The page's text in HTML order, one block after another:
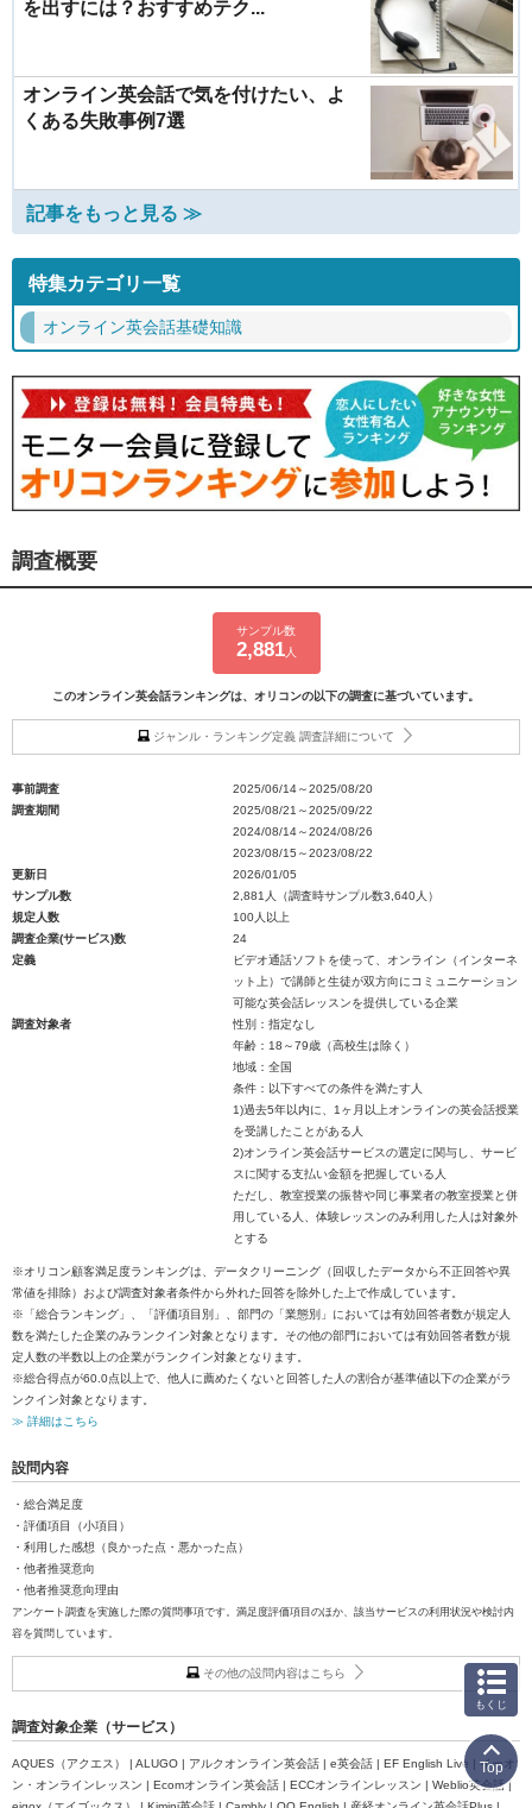
を出すには？おすすめテク...
オンライン英会話で気を付けたい、よ
くある失敗事例7選
記事をもっと見る ≫
特集カテゴリ一覧
オンライン英会話基礎知識
調査概要
サンプル数
2,881人
このオンライン英会話ランキングは、オリコンの以下の調査に基づいています。
ジャンル・ランキング定義 調査詳細について
事前調査
2025/06/14～2025/08/20
調査期間
2025/08/21～2025/09/22
2024/08/14～2024/08/26
2023/08/15～2023/08/22
更新日
2026/01/05
サンプル数
2,881人（調査時サンプル数3,640人）
規定人数
100人以上
調査企業(サービス)数
24
定義
ビデオ通話ソフトを使って、オンライン（インターネ
ット上）で講師と生徒が双方向にコミュニケーション
可能な英会話レッスンを提供している企業
調査対象者
性別：指定なし
年齢：18～79歳（高校生は除く）
地域：全国
条件：以下すべての条件を満たす人
1)過去5年以内に、1ヶ月以上オンラインの英会話授業
を受講したことがある人
2)オンライン英会話サービスの選定に関与し、サービ
スに関する支払い金額を把握している人
ただし、教室授業の振替や同じ事業者の教室授業と併
用している人、体験レッスンのみ利用した人は対象外
とする
※オリコン顧客満足度ランキングは、データクリーニング（回収したデータから不正回答や異
常値を排除）および調査対象者条件から外れた回答を除外した上で作成しています。
※「総合ランキング」、「評価項目別」、部門の「業態別」においては有効回答者数が規定人
数を満たした企業のみランクイン対象となります。その他の部門においては有効回答者数が規
定人数の半数以上の企業がランクイン対象となります。
※総合得点が60.0点以上で、他人に薦めたくないと回答した人の割合が基準値以下の企業がラ
ンクイン対象となります。
≫ 詳細はこちら
設問内容
・総合満足度
・評価項目（小項目）
・利用した感想（良かった点・悪かった点）
・他者推奨意向
・他者推奨意向理由
アンケート調査を実施した際の質問事項です。満足度評価項目のほか、該当サービスの利用状況や検討内
容を質問しています。
その他の設問内容はこちら
調査対象企業（サービス）
AQUES（アクエス） | ALUGO | アルクオンライン英会話 | e英会話 | EF English Live | イーオ
ン・オンラインレッスン | Ecomオンライン英会話 | ECCオンラインレッスン | Weblio英会話 |
もくじ
Top